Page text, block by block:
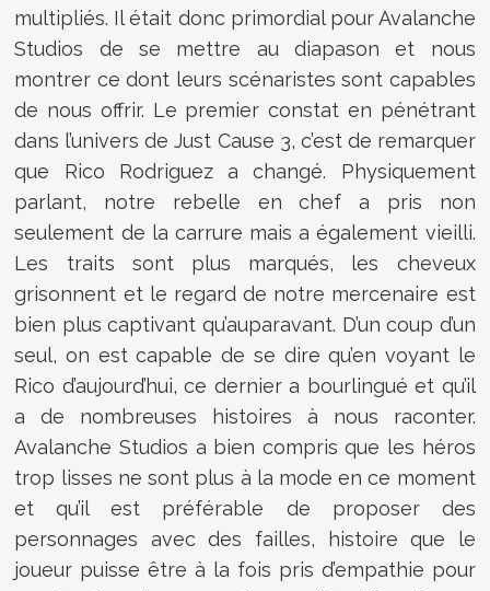
multipliés. Il était donc primordial pour Avalanche
Studios de se mettre au diapason et nous
montrer ce dont leurs scénaristes sont capables
de nous offrir. Le premier constat en pénétrant
dans l’univers de Just Cause 3, c’est de remarquer
que Rico Rodriguez a changé. Physiquement
parlant, notre rebelle en chef a pris non
seulement de la carrure mais a également vieilli.
Les traits sont plus marqués, les cheveux
grisonnent et le regard de notre mercenaire est
bien plus captivant qu’auparavant. D’un coup d’un
seul, on est capable de se dire qu’en voyant le
Rico d’aujourd’hui, ce dernier a bourlingué et qu’il
a de nombreuses histoires à nous raconter.
Avalanche Studios a bien compris que les héros
trop lisses ne sont plus à la mode en ce moment
et qu’il est préférable de proposer des
personnages avec des failles, histoire que le
joueur puisse être à la fois pris d’empathie pour